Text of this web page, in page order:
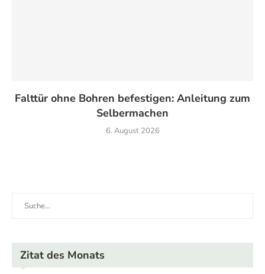
Falttür ohne Bohren befestigen: Anleitung zum
Selbermachen
6. August 2026
Zitat des Monats